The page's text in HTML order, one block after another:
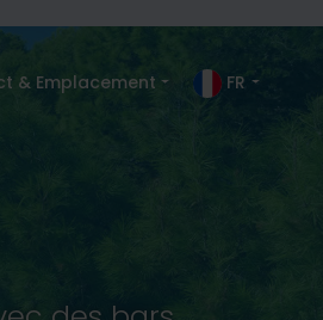
& Emplacement FR